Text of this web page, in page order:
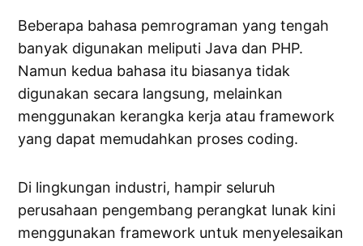
Beberapa bahasa pemrograman yang tengah
banyak digunakan meliputi Java dan PHP.
Namun kedua bahasa itu biasanya tidak
digunakan secara langsung, melainkan
menggunakan kerangka kerja atau framework
yang dapat memudahkan proses coding.
Di lingkungan industri, hampir seluruh
perusahaan pengembang perangkat lunak kini
menggunakan framework untuk menyelesaikan